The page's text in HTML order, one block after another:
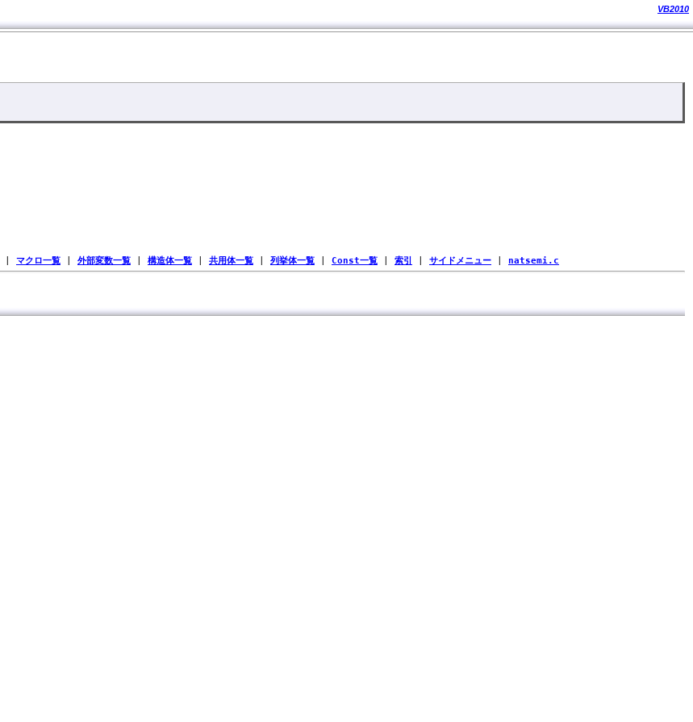
VB2010
マクロ一覧 外部変数一覧 構造体一覧 共用体一覧 列挙体一覧 Const一覧 索引 サイドメニュー natsemi.c